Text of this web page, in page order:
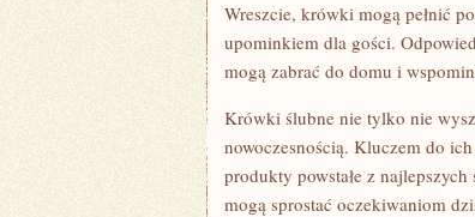
Wreszcie, krówki mogą pełnić
upominkiem dla gości.
mogą zabrać do domu i
Krówki ślubne nie tylko nie
nowoczesnością. Kluczem do
produkty powstałe z
mogą sprostać oczekiwaniom